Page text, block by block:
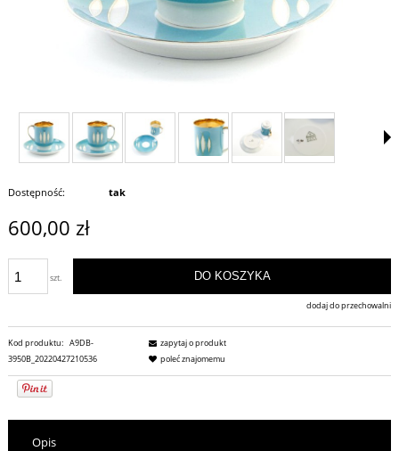
Dostępność: tak
600,00 zł
szt. DO KOSZYKA
dodaj do przechowalni
Kod produktu: A9DB-
3950B_20220427210536
zapytaj o produkt
poleć znajomemu
Opis